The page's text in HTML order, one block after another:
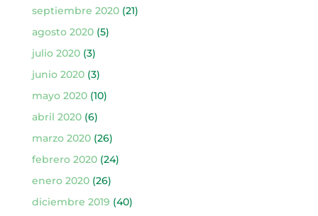
septiembre 2020(21)
agosto 2020(5)
julio 2020(3)
junio 2020(3)
mayo 2020(10)
abril 2020(6)
marzo 2020(26)
febrero 2020(24)
enero 2020(26)
diciembre 2019 (40)